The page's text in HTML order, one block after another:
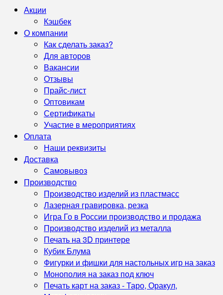
Акции
Кэшбек
О компании
Как сделать заказ?
Для авторов
Вакансии
Отзывы
Прайс-лист
Оптовикам
Сертификаты
Участие в мероприятиях
Оплата
Наши реквизиты
Доставка
Самовывоз
Производство
Производство изделий из пластмасс
Лазерная гравировка, резка
Игра Го в России производство и продажа
Производство изделий из металла
Печать на 3D принтере
Кубик Блума
Фигурки и фишки для настольных игр на заказ
Монополия на заказ под ключ
Печать карт на заказ - Таро, Оракул,